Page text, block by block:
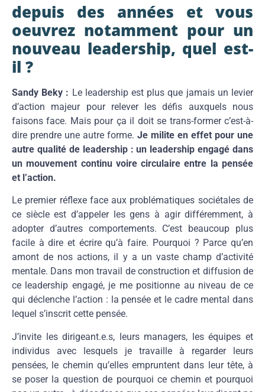
depuis des années et vous
oeuvrez notamment pour un
nouveau leadership, quel est-
il ?
Sandy Beky : Le leadership est plus que jamais un levier
d’action majeur pour relever les défis auxquels nous
faisons face. Mais pour ça il doit se trans-former c’est-à-
dire prendre une autre forme. Je milite en effet pour une
autre qualité de leadership : un leadership engagé dans
un mouvement continu voire circulaire entre la pensée
et l’action.
Le premier réflexe face aux problématiques sociétales de
ce siècle est d’appeler les gens à agir différemment, à
adopter d’autres comportements. C’est beaucoup plus
facile à dire et écrire qu’à faire. Pourquoi ? Parce qu’en
amont de nos actions, il y a un vaste champ d’activité
mentale. Dans mon travail de construction et diffusion de
ce leadership engagé, je me positionne au niveau de ce
qui déclenche l’action : la pensée et le cadre mental dans
lequel s’inscrit cette pensée.
J’invite les dirigeant.e.s, leurs managers, les équipes et
individus avec lesquels je travaille à regarder leurs
pensées, le chemin qu’elles empruntent dans leur tête, à
se poser la question de pourquoi ce chemin et pourquoi